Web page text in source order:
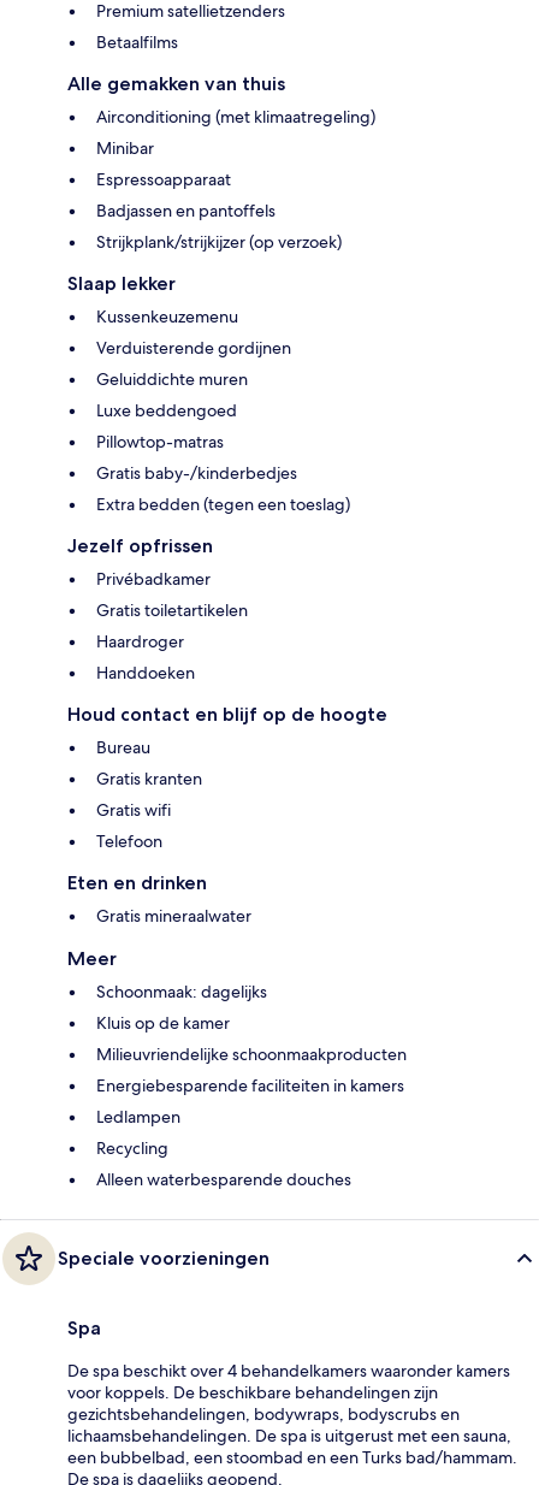
Premium satellietzenders
Betaalfilms
Alle gemakken van thuis
Airconditioning (met klimaatregeling)
Minibar
Espressoapparaat
Badjassen en pantoffels
Strijkplank/strijkijzer (op verzoek)
Slaap lekker
Kussenkeuzemenu
Verduisterende gordijnen
Geluiddichte muren
Luxe beddengoed
Pillowtop-matras
Gratis baby-/kinderbedjes
Extra bedden (tegen een toeslag)
Jezelf opfrissen
Privébadkamer
Gratis toiletartikelen
Haardroger
Handdoeken
Houd contact en blijf op de hoogte
Bureau
Gratis kranten
Gratis wifi
Telefoon
Eten en drinken
Gratis mineraalwater
Meer
Schoonmaak: dagelijks
Kluis op de kamer
Milieuvriendelijke schoonmaakproducten
Energiebesparende faciliteiten in kamers
Ledlampen
Recycling
Alleen waterbesparende douches
Speciale voorzieningen
Spa
De spa beschikt over 4 behandelkamers waaronder kamers
voor koppels. De beschikbare behandelingen zijn
gezichtsbehandelingen, bodywraps, bodyscrubs en
lichaamsbehandelingen. De spa is uitgerust met een sauna,
een bubbelbad, een stoombad en een Turks bad/hammam.
De spa is dagelijks geopend.